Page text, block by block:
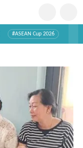
#ASEAN Cup 2026